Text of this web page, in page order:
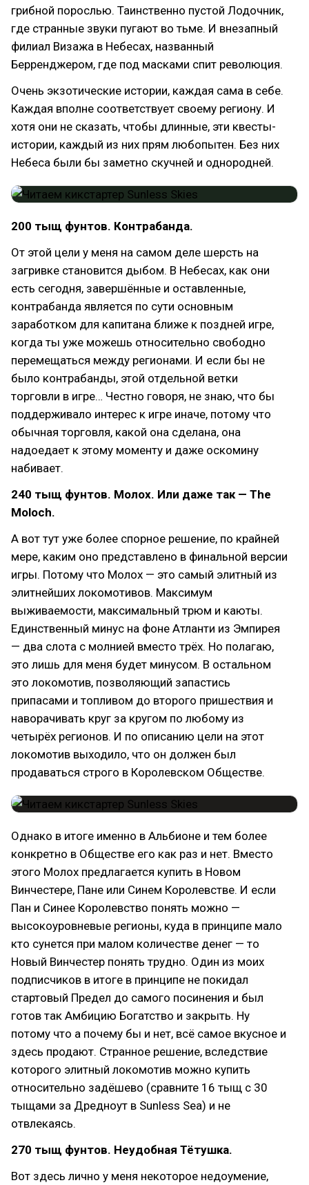
грибной порослью. Таинственно пустой Лодочник,
где странные звуки пугают во тьме. И внезапный
филиал Визажа в Небесах, названный
Берренджером, где под масками спит революция.
Очень экзотические истории, каждая сама в себе.
Каждая вполне соответствует своему региону. И
хотя они не сказать, чтобы длинные, эти квесты-
истории, каждый из них прям любопытен. Без них
Небеса были бы заметно скучней и однородней.
200 тыщ фунтов. Контрабанда.
От этой цели у меня на самом деле шерсть на
загривке становится дыбом. В Небесах, как они
есть сегодня, завершённые и оставленные,
контрабанда является по сути основным
заработком для капитана ближе к поздней игре,
когда ты уже можешь относительно свободно
перемещаться между регионами. И если бы не
было контрабанды, этой отдельной ветки
торговли в игре… Честно говоря, не знаю, что бы
поддерживало интерес к игре иначе, потому что
обычная торговля, какой она сделана, она
надоедает к этому моменту и даже оскомину
набивает.
240 тыщ фунтов. Молох. Или даже так — The
Moloch.
А вот тут уже более спорное решение, по крайней
мере, каким оно представлено в финальной версии
игры. Потому что Молох — это самый элитный из
элитнейших локомотивов. Максимум
выживаемости, максимальный трюм и каюты.
Единственный минус на фоне Атланти из Эмпирея
— два слота с молнией вместо трёх. Но полагаю,
это лишь для меня будет минусом. В остальном
это локомотив, позволяющий запастись
припасами и топливом до второго пришествия и
наворачивать круг за кругом по любому из
четырёх регионов. И по описанию цели на этот
локомотив выходило, что он должен был
продаваться строго в Королевском Обществе.
Однако в итоге именно в Альбионе и тем более
конкретно в Обществе его как раз и нет. Вместо
этого Молох предлагается купить в Новом
Винчестере, Пане или Синем Королевстве. И если
Пан и Синее Королевство понять можно —
высокоуровневые регионы, куда в принципе мало
кто сунется при малом количестве денег — то
Новый Винчестер понять трудно. Один из моих
подписчиков в итоге в принципе не покидал
стартовый Предел до самого посинения и был
готов так Амбицию Богатство и закрыть. Ну
потому что а почему бы и нет, всё самое вкусное и
здесь продают. Странное решение, вследствие
которого элитный локомотив можно купить
относительно задёшево (сравните 16 тыщ с 30
тыщами за Дредноут в Sunless Sea) и не
отвлекаясь.
270 тыщ фунтов. Неудобная Тётушка.
Вот здесь лично у меня некоторое недоумение,